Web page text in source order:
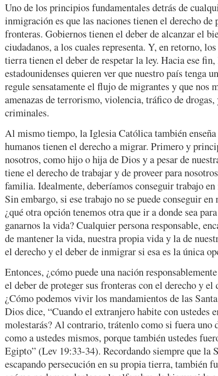
Uno de los principios fundamentales detrás de
inmigración es que las naciones tienen el derecho de
fronteras. Gobiernos tienen el deber de alcanzar el
ciudadanos, a los cuales representa. Y, en retorno,
tierra tienen el deber de respetar la ley. Hacia ese
estadounidenses quieren ver que nuestro país tenga
regule sensatamente el flujo de migrantes y que nos
amenazas de terrorismo, violencia, tráfico de
criminales.
Al mismo tiempo, la Iglesia Católica también enseña
humanos tienen el derecho a migrar. Primero y
nosotros, como hijo o hija de Dios y a pesar de
tiene el derecho de trabajar y de proveer para
familia. Idealmente, deberíamos conseguir trabajo
Sin embargo, si ese trabajo no se puede conseguir
¿qué otra opción tenemos otra que ir a donde sea
ganarnos la vida? Cualquier persona responsable,
de mantener la vida, nuestra propia vida y la de
el derecho y el deber de inmigrar si esa es la única
Entonces, ¿cómo puede una nación
el deber de proteger sus fronteras con el derecho y
¿Cómo podemos vivir los mandamientos de las
Dios dice, “Cuando el extranjero habite con ustedes
molestarás? Al contrario, trátenlo como si fuera uno
como a ustedes mismos, porque también ustedes
Egipto” (Lev 19:33-34). Recordando siempre que la
escapando persecución en su propia tierra, también